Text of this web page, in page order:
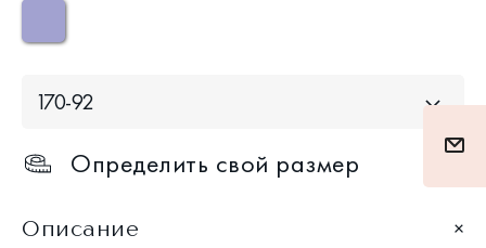
170-92
Определить свой размер
Описание